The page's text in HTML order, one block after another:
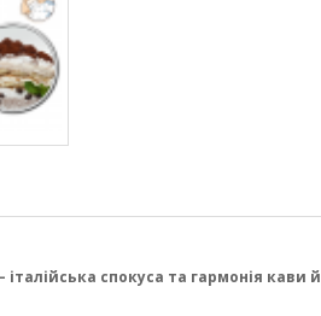
спокуса та гармонія кави